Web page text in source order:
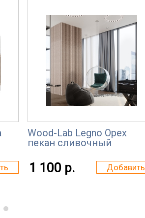
Wood-Lab Legno Орех
пекан сливочный
1 100 р. Добавить